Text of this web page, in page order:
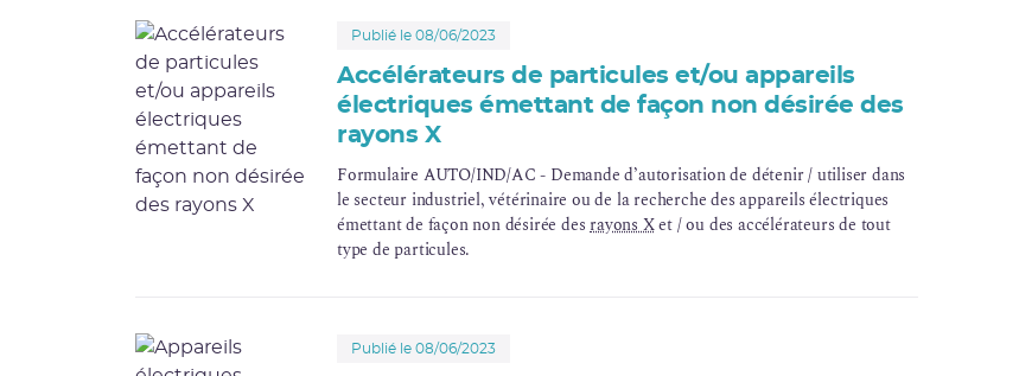
Publié le 08/06/2023
Accélérateurs de particules et/ou appareils
électriques émettant de façon non désirée des
rayons X
Formulaire AUTO/IND/AC - Demande d’autorisation de détenir / utiliser dans
le secteur industriel, vétérinaire ou de la recherche des appareils électriques
émettant de façon non désirée des rayons Xet / ou des accélérateurs de tout
type de particules.
Publié le 08/06/2023